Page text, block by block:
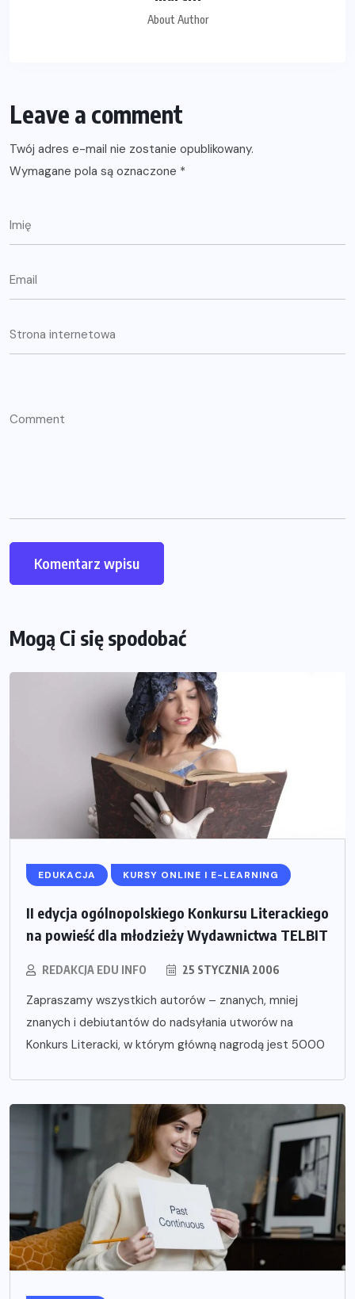
About Author
Leave a comment
Twój adres e-mail nie zostanie opublikowany.
Wymagane pola są oznaczone *
Mogą Ci się spodobać
EDUKACJA KURSY ONLINE I E-LEARNING
II edycja ogólnopolskiego Konkursu Literackiego
na powieść dla młodzieży Wydawnictwa TELBIT
REDAKCJA EDU INFO 25 STYCZNIA 2006
Zapraszamy wszystkich autorów – znanych, mniej
znanych i debiutantów do nadsyłania utworów na
Konkurs Literacki, w którym główną nagrodą jest 5000